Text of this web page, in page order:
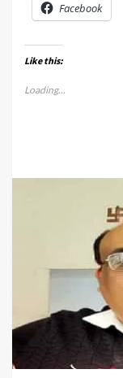
Facebook
Like this:
Loading...